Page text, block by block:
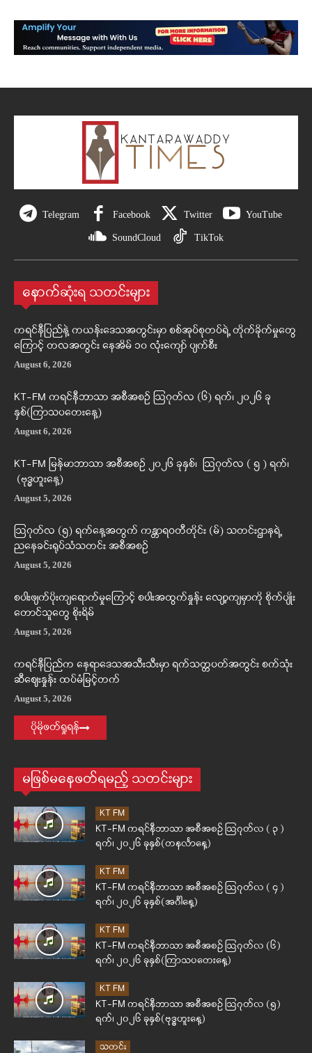
Telegram Facebook Twitter YouTube
SoundCloud TikTok
နောက်ဆုံးရ သတင်းများ
ကရင်နီပြည်နဲ့ ကယန်းဒေသအတွင်းမှာ စစ်အုပ်စုတပ်ရဲ့ တိုက်ခိုက်မှုတွေ
ကြောင့် တလအတွင်း နေအိမ် ၁၀ လုံးကျော် ပျက်စီး
August 6, 2026
KT-FM ကရင်နီဘာသာ အစီအစဉ် ဩဂုတ်လ (၆) ရက်၊ ၂၀၂၆ ခု
နှစ်(ကြာသပတေးနေ့)
August 6, 2026
KT-FM မြန်မာဘာသာ အစီအစဉ် ၂၀၂၆ ခုနှစ်၊ ဩဂုတ်လ ( ၅ ) ရက်၊
(ဗုဒ္ဓဟူးနေ့)
August 5, 2026
ဩဂုတ်လ (၅) ရက်နေ့အတွက် ကန္တာရဝတီတိုင်း (မ်) သတင်းဌာနရဲ့
ညနေခင်းရုပ်သံသတင်း အစီအစဉ်
August 5, 2026
စပါးဖျက်ပိုးကျရောက်မှုကြောင့် စပါးအထွက်နှုန်း လျော့ကျမှာကို စိုက်ပျိုး
တောင်သူတွေ စိုးရိမ်
August 5, 2026
ကရင်နီပြည်က နေရာဒေသအသီးသီးမှာ ရက်သတ္တပတ်အတွင်း စက်သုံး
ဆီဈေးနှုန်း ထပ်မံမြင့်တက်
August 5, 2026
ပိုမိုဖတ်ရှုရန်
မဖြစ်မနေဖတ်ရမည့် သတင်းများ
KT FM
KT-FM ကရင်နီဘာသာ အစီအစဉ် ဩဂုတ်လ ( ၃ )
ရက်၊ ၂၀၂၆ ခုနှစ်(တနင်္လာနေ့)
KT FM
KT-FM ကရင်နီဘာသာ အစီအစဉ် ဩဂုတ်လ ( ၄ )
ရက်၊ ၂၀၂၆ ခုနှစ်(အင်္ဂါနေ့)
KT FM
KT-FM ကရင်နီဘာသာ အစီအစဉ် ဩဂုတ်လ (၆)
ရက်၊ ၂၀၂၆ ခုနှစ်(ကြာသပတေးနေ့)
KT FM
KT-FM ကရင်နီဘာသာ အစီအစဉ် ဩဂုတ်လ (၅)
ရက်၊ ၂၀၂၆ ခုနှစ်(ဗုဒ္ဓဟူးနေ့)
သတင်း